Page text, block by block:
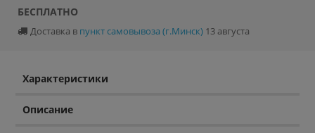
БЕСПЛАТНО
Доставка в пункт самовывоза (г.Минск) 13 августа
Характеристики
Описание